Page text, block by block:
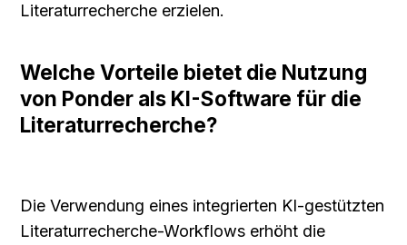
Literaturrecherche erzielen.
Welche Vorteile bietet die Nutzung
von Ponder als KI-Software für die
Literaturrecherche?
Die Verwendung eines integrierten KI-gestützten
Literaturrecherche-Workflows erhöht die